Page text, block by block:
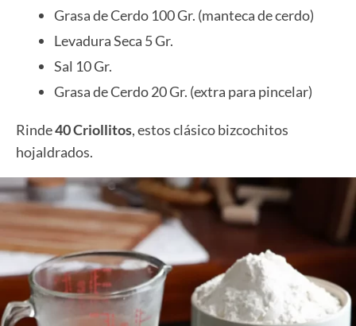
Grasa de Cerdo 100 Gr. (manteca de cerdo)
Levadura Seca 5 Gr.
Sal 10 Gr.
Grasa de Cerdo 20 Gr. (extra para pincelar)
Rinde40 Criollitos, estos clásico bizcochitos
hojaldrados.